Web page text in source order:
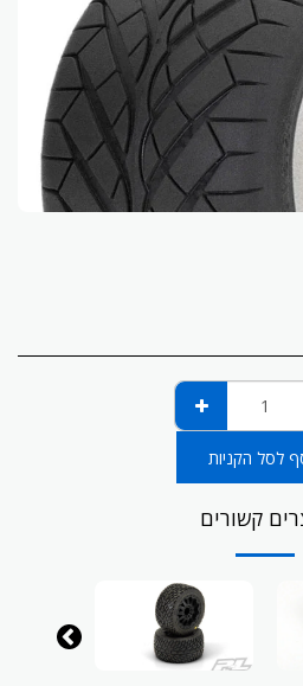
לסל הקניות
קשורים